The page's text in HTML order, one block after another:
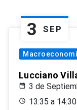
3 SEP
Lucciano
3 de
13:35 a 14:30